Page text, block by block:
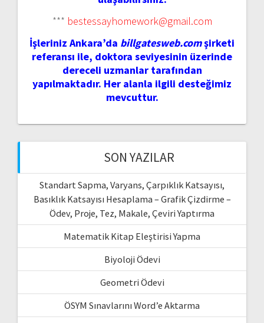
*** bestessayhomework@gmail.com
İşleriniz Ankara’da billgatesweb.comşirketi
referansı ile, doktora seviyesinin üzerinde
dereceli uzmanlar tarafından
yapılmaktadır. Her alanla ilgili desteğimiz
mevcuttur.
SON YAZILAR
Standart Sapma, Varyans, Çarpıklık Katsayısı,
Basıklık Katsayısı Hesaplama – Grafik Çizdirme –
Ödev, Proje, Tez, Makale, Çeviri Yaptırma
Matematik Kitap Eleştirisi Yapma
Biyoloji Ödevi
Geometri Ödevi
ÖSYM Sınavlarını Word’e Aktarma